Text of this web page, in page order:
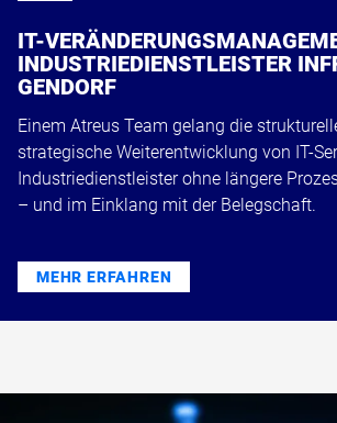
IT-
INDUSTRIEDIENSTLEISTER
GENDORF
Einem Atreus Team gelang die
strategische Weiterentwicklung von IT-
Industriedienstleister ohne längere
– und im Einklang mit der Belegschaft.
MEHR ERFAHREN